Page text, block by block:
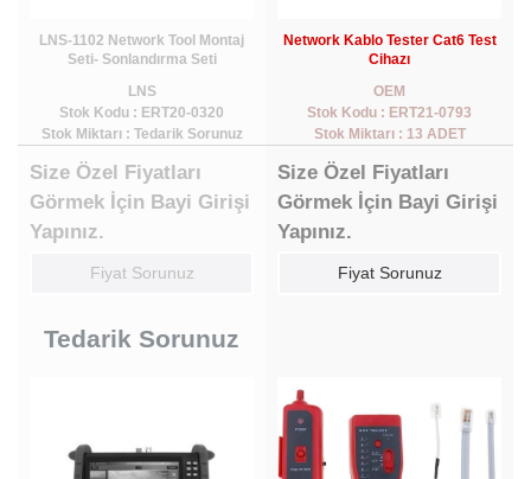
LNS-1102 Network Tool Montaj
Seti- Sonlandırma Seti
LNS
Stok Kodu : ERT20-0320
Stok Miktarı : Tedarik Sorunuz
Size Özel Fiyatları
Görmek İçin Bayi Girişi
Yapınız.
Fiyat Sorunuz
Tedarik Sorunuz
Network Kablo Tester Cat6 Test
Cihazı
OEM
Stok Kodu : ERT21-0793
Stok Miktarı : 13 ADET
Size Özel Fiyatları
Görmek İçin Bayi Girişi
Yapınız.
Fiyat Sorunuz